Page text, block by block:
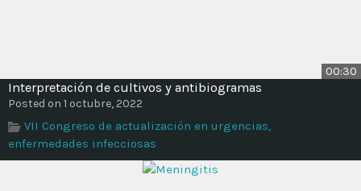
00:30
Interpretación de cultivos y antibiogramas
Posted on 1 octubre, 2022
VII Congreso de actualización en urgencias,
enfermedades infecciosas